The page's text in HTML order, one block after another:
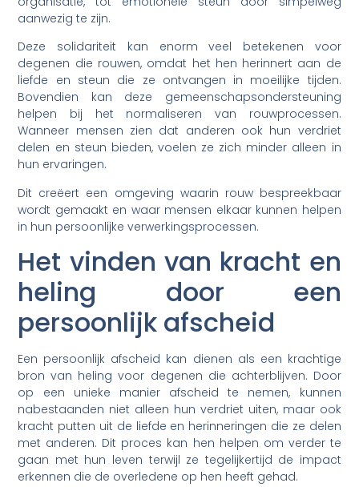
aanwezig te zijn.
Deze solidariteit kan enorm veel betekenen voor
degenen die rouwen, omdat het hen herinnert aan de
liefde en steun die ze ontvangen in moeilijke tijden.
Bovendien kan deze gemeenschapsondersteuning
helpen bij het normaliseren van rouwprocessen.
Wanneer mensen zien dat anderen ook hun verdriet
delen en steun bieden, voelen ze zich minder alleen in
hun ervaringen.
Dit creëert een omgeving waarin rouw bespreekbaar
wordt gemaakt en waar mensen elkaar kunnen helpen
in hun persoonlijke verwerkingsprocessen.
Het vinden van kracht en
heling door een
persoonlijk afscheid
Een persoonlijk afscheid kan dienen als een krachtige
bron van heling voor degenen die achterblijven. Door
op een unieke manier afscheid te nemen, kunnen
nabestaanden niet alleen hun verdriet uiten, maar ook
kracht putten uit de liefde en herinneringen die ze delen
met anderen. Dit proces kan hen helpen om verder te
gaan met hun leven terwijl ze tegelijkertijd de impact
erkennen die de overledene op hen heeft gehad.